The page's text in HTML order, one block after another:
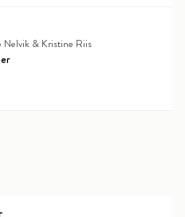
Nelvik & Kristine Riis